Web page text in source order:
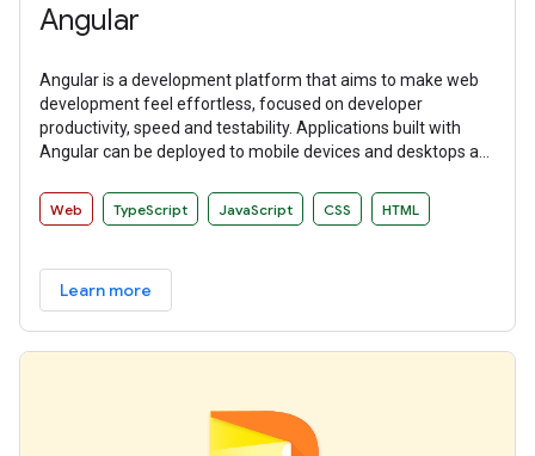
Angular
Angular is a development platform that aims to make web
development feel effortless, focused on developer
productivity, speed and testability. Applications built with
Angular can be deployed to mobile devices and desktops as
Web TypeScript JavaScript CSS HTML
Learn more